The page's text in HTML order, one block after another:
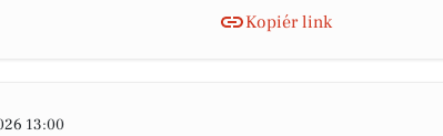
Kopiér link
13:00